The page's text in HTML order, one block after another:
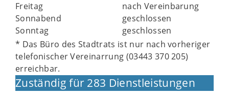
Freitag
nach Vereinbarung
Sonnabend
geschlossen
Sonntag
geschlossen
* Das Büro des Stadtrats ist nur nach vorheriger
telefonischer Vereinarrung (03443 370 205)
erreichbar.
Zuständig für 283 Dienstleistungen